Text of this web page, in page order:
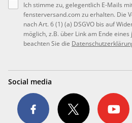
Ich stimme zu, gelegentlich E-Mails
fensterversand.com zu erhalten. Die
nach Art. 6 (1) (a) DSGVO bis auf
möglich, z.B. über Link am Ende
beachten Sie die
Social media